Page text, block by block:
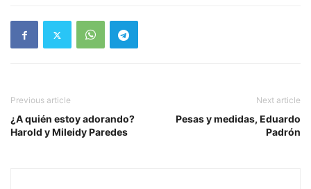
Previous article
¿A quién estoy adorando?
Harold y Mileidy Paredes
Next article
Pesas y medidas, Eduardo
Padrón